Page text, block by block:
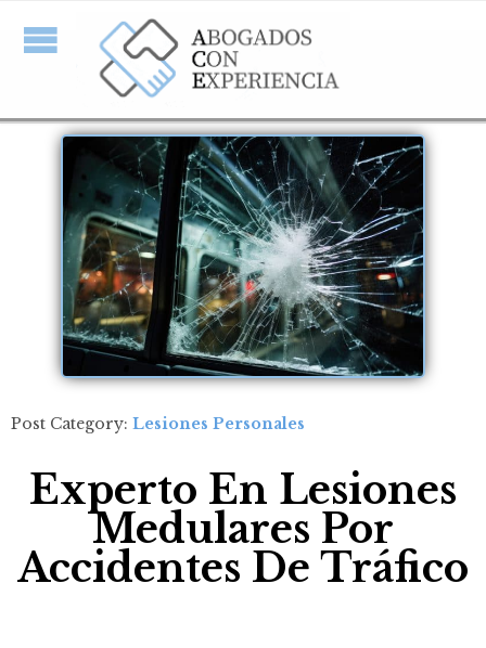
Post Category: Lesiones Personales
Experto En Lesiones
Medulares Por
Accidentes De Tráfico